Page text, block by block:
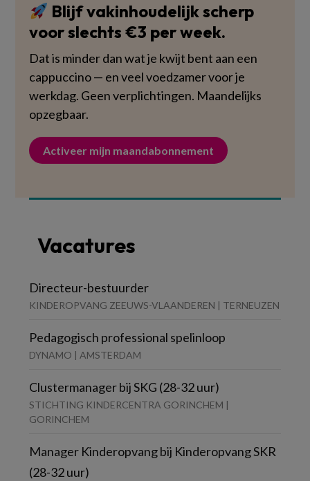
Blijf vakinhoudelijk scherp
voor slechts €3 per week.
Dat is minder dan wat je kwijt bent aan een
cappuccino — en veel voedzamer voor je
werkdag. Geen verplichtingen. Maandelijks
opzegbaar.
Activeer mijn maandabonnement
Vacatures
Directeur-bestuurder
KINDEROPVANG ZEEUWS-VLAANDEREN | TERNEUZEN
Pedagogisch professional spelinloop
DYNAMO | AMSTERDAM
Clustermanager bij SKG (28-32 uur)
STICHTING KINDERCENTRA GORINCHEM |
GORINCHEM
Manager Kinderopvang bij Kinderopvang SKR
(28-32 uur)